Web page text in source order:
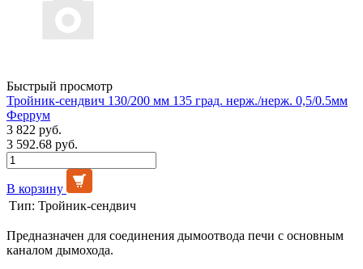
Быстрый просмотр
Тройник-сендвич 130/200 мм 135 град. нерж./нерж. 0,5/0.5мм
Феррум
3 822 руб.
3 592.68 руб.
В корзину
Тип: Тройник-сендвич
Предназначен для соединения дымоотвода печи с основным
каналом дымохода.